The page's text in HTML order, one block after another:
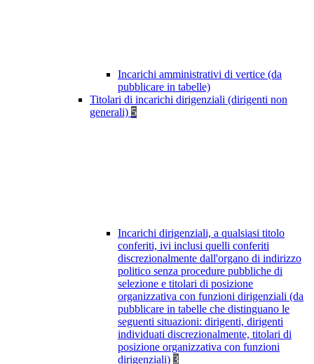
Incarichi amministrativi di vertice (da
pubblicare in tabelle)
Titolari di incarichi dirigenziali (dirigenti non
generali) 5
Incarichi dirigenziali, a qualsiasi titolo
conferiti, ivi inclusi quelli conferiti
discrezionalmente dall'organo di indirizzo
politico senza procedure pubbliche di
selezione e titolari di posizione
organizzativa con funzioni dirigenziali (da
pubblicare in tabelle che distinguano le
seguenti situazioni: dirigenti, dirigenti
individuati discrezionalmente, titolari di
posizione organizzativa con funzioni
dirigenziali) 3